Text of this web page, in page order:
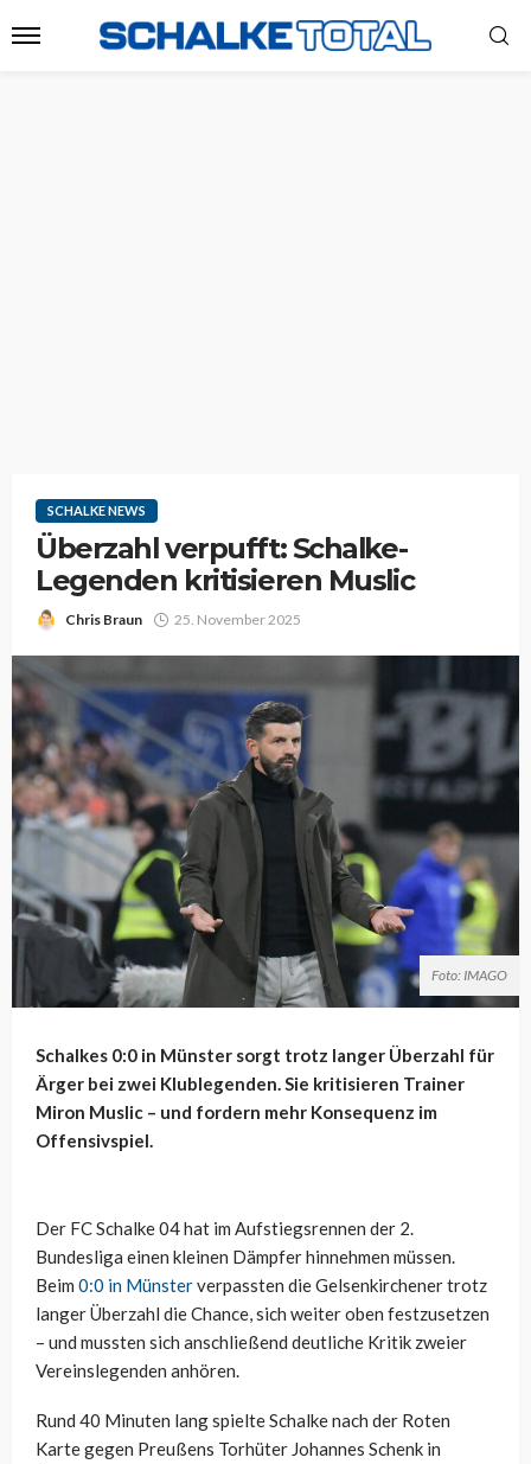
SCHALKE NEWS
Überzahl verpufft: Schalke-
Legenden kritisieren Muslic
Chris Braun 25. November 2025
Foto: IMAGO
Schalkes 0:0 in Münster sorgt trotz langer Überzahl für
Ärger bei zwei Klublegenden. Sie kritisieren Trainer
Miron Muslic – und fordern mehr Konsequenz im
Offensivspiel.
Der FC Schalke 04 hat im Aufstiegsrennen der 2.
Bundesliga einen kleinen Dämpfer hinnehmen müssen.
Beim 0:0 in Münsterverpassten die Gelsenkirchener trotz
langer Überzahl die Chance, sich weiter oben festzusetzen
– und mussten sich anschließend deutliche Kritik zweier
Vereinslegenden anhören.
Rund 40 Minuten lang spielte Schalke nach der Roten
Karte gegen Preußens Torhüter Johannes Schenk in